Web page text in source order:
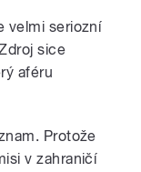
velmi seriozní
sice
aféru
Protože
v zahraničí